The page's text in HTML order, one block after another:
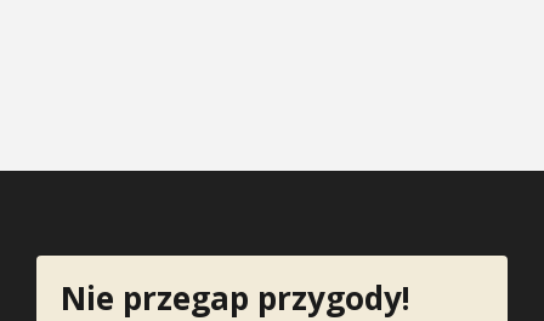
Nie przegap przygody!